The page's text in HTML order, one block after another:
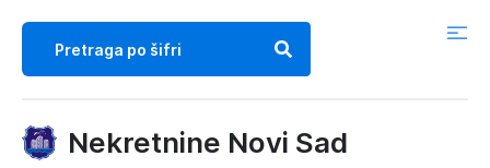
Nekretnine Novi Sad